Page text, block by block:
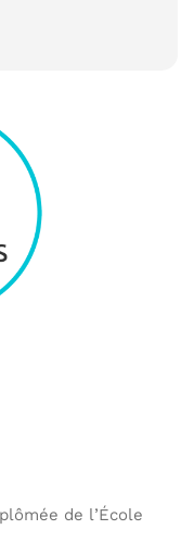
de l’École